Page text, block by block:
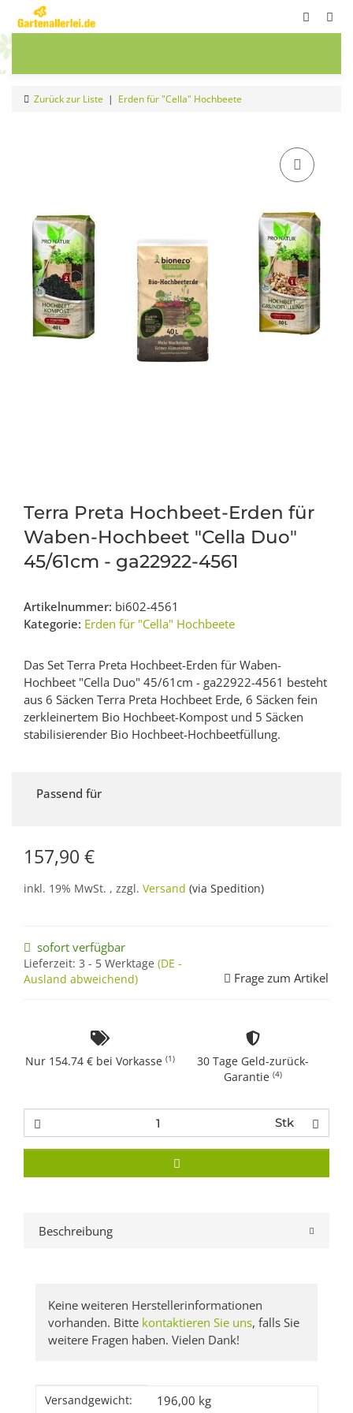
Zurück zur Liste Erden für "Cella" Hochbeete
Terra Preta Hochbeet-Erden für
Waben-Hochbeet "Cella Duo"
45/61cm - ga22922-4561
Artikelnummer: bi602-4561
Kategorie: Erden für "Cella" Hochbeete
Das Set Terra Preta Hochbeet-Erden für Waben-
Hochbeet "Cella Duo" 45/61cm - ga22922-4561 besteht
aus 6 Säcken Terra Preta Hochbeet Erde, 6 Säcken fein
zerkleinertem Bio Hochbeet-Kompost und 5 Säcken
stabilisierender Bio Hochbeet-Hochbeetfüllung.
Passend für
157,90 €
inkl. 19% MwSt. , zzgl. Versand (via Spedition)
sofort verfügbar
Lieferzeit: 3 - 5 Werktage (DE -
Ausland abweichend)
Frage zum Artikel
Nur 154.74 € bei Vorkasse (1)
30 Tage Geld-zurück-
Garantie (4)
Stk
Beschreibung
Keine weiteren Herstellerinformationen
vorhanden. Bitte kontaktieren Sie uns, falls Sie
weitere Fragen haben. Vielen Dank!
Produkteigenschaft
Wert
Versandgewicht: 196,00 kg